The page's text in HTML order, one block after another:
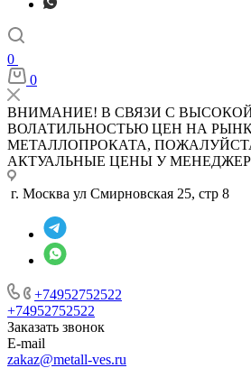
0
0
ВНИМАНИЕ! В СВЯЗИ С
ВОЛАТИЛЬНОСТЬЮ ЦЕН НА
МЕТАЛЛОПРОКАТА,
АКТУАЛЬНЫЕ ЦЕНЫ У
г. Москва ул Смирновская 25, стр 8
+74952752522
+74952752522
Заказать звонок
E-mail
zakaz@metall-ves.ru